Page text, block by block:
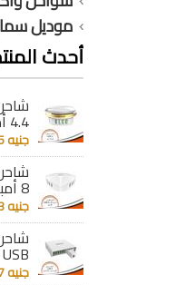
موديل
أحدث
4.4 أمبير
جنيه 1235
8 أمبير
جنيه 1183
USB مع باور بانك 2 أمبير
جنيه 1667